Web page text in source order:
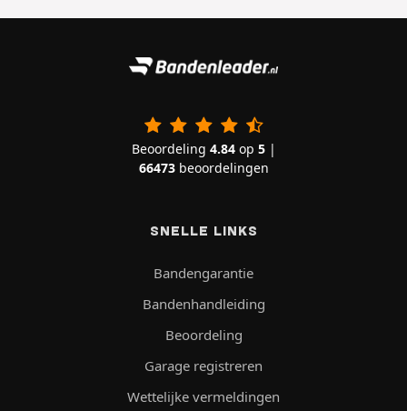
Beoordeling 4.84op 5|
66473beoordelingen
SNELLE LINKS
Bandengarantie
Bandenhandleiding
Beoordeling
Garage registreren
Wettelijke vermeldingen